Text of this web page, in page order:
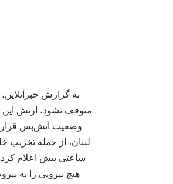
به گزارش
متوقف نشود، ارتش این
وضعیت آتش‌بس قرار
لبنان، از جمله تخریب
ساعتی پیش اعلام کرد
هیچ نیرویی را به